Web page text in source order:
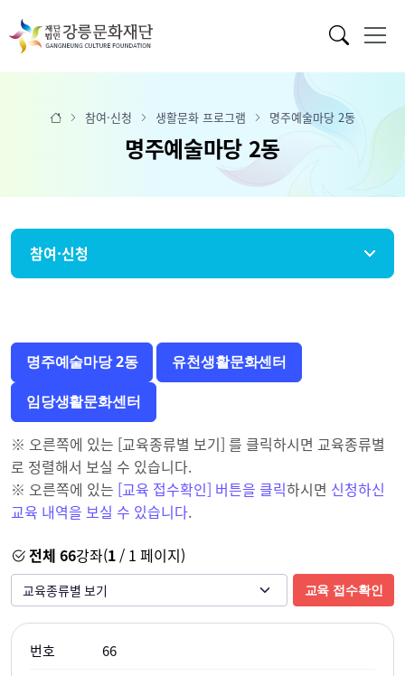
참여·신청 생활문화 프로그램 명주예술마당 2동
명주예술마당 2동
참여·신청
명주예술마당 2동
유천생활문화센터
임당생활문화센터
※ 오른쪽에 있는 [교육종류별 보기] 를 클릭하시면 교육종류별
로 정렬해서 보실 수 있습니다.
※ 오른쪽에 있는 [교육 접수확인] 버튼을 클릭하시면 신청하신
교육 내역을 보실 수 있습니다.
전체 66강좌(1 / 1 페이지)
교육 접수확인
66